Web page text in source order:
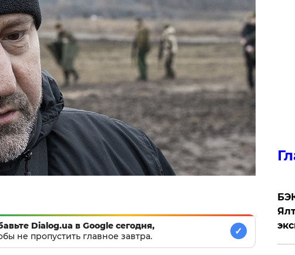
Dialog.ua в Google сегодня,
не пропустить главное завтра.
✓